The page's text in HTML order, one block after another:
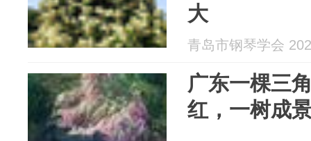
大
青岛市钢琴学会
广东一棵三
红，一树成